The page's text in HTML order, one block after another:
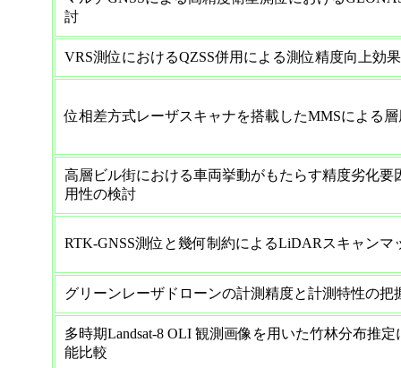
討
VRS測位におけるQZSS併用による測位精度向上効
位相差方式レーザスキャナを搭載したMMSによる
高層ビル街における車両挙動がもたらす精度劣化要
用性の検討
RTK-GNSS測位と幾何制約によるLiDARスキャンマ
グリーンレーザドローンの計測精度と計測特性の把
多時期Landsat-8 OLI 観測画像を用いた竹林分布推
能比較